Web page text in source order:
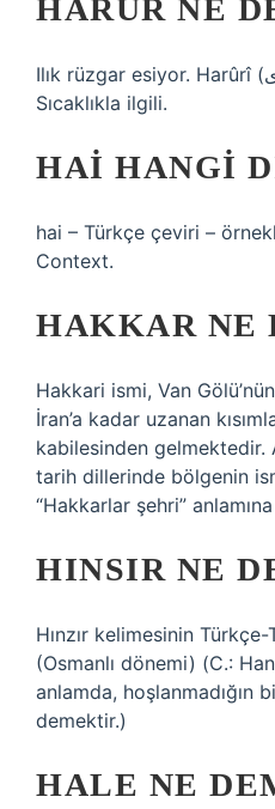
HARUR NE
Ilık rüzgar esiyor. Harûrî (ﺣﺮﻭﺭﻯ) sıf. (-ı izafi ekiyle)
Sıcaklıkla ilgili.
HAI HANGI
hai – Türkçe çeviri –
Context.
HAKKAR NE
Hakkari ismi, Van
İran’a kadar uzanan
kabilesinden
tarih dillerinde bölgenin
“Hakkarlar şehri”
HINSIR NE
Hınzır kelimesinin
(Osmanlı dönemi) (C.:
anlamda, hoşlanmadığın
demektir.)
HALE NE